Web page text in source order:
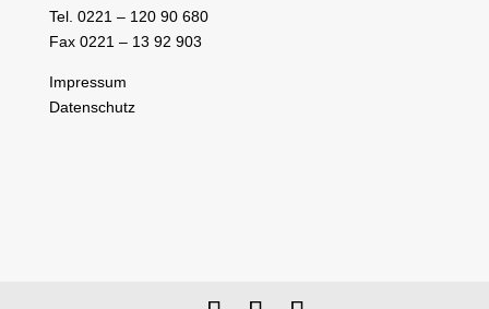
Tel. 0221 – 120 90 680
Fax 0221 – 13 92 903
Impressum
Datenschutz